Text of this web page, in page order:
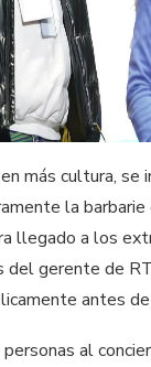
más cultura, se
la
llegado a los
del gerente de
antes de
al